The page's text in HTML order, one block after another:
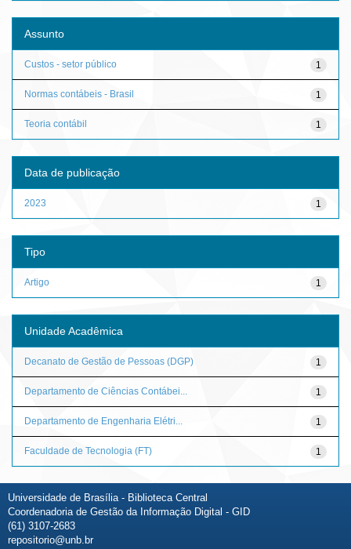
Assunto
1
Custos - setor público
1
Normas contábeis - Brasil
1
Teoria contábil
Data de publicação
1
2023
Tipo
1
Artigo
Unidade Acadêmica
1
Decanato de Gestão de Pessoas (DGP)
1
Departamento de Ciências Contábei...
1
Departamento de Engenharia Elétri...
1
Faculdade de Tecnologia (FT)
Universidade de Brasília - Biblioteca Central
Coordenadoria de Gestão da Informação Digital - GID
(61) 3107-2683
repositorio@unb.br